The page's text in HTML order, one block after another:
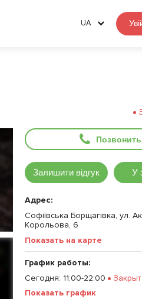
UA
Позвонить
Залишити відгук У
Адрес:
Софіївська Борщагівка, ул.
Корольова, 6
Показать на карте
График работы:
Сегодня: 11:00-22:00
Показать график